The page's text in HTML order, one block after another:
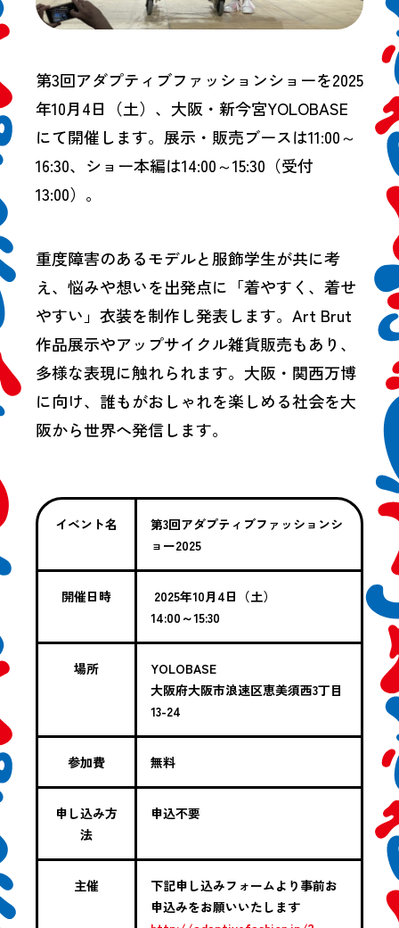
第3回アダプティブファッションショーを2025
年10月4日（土）、大阪・新今宮YOLOBASE
にて開催します。展示・販売ブースは11:00～
16:30、ショー本編は14:00～15:30（受付
13:00）。
重度障害のあるモデルと服飾学生が共に考
え、悩みや想いを出発点に「着やすく、着せ
やすい」衣装を制作し発表します。Art Brut
作品展示やアップサイクル雑貨販売もあり、
多様な表現に触れられます。大阪・関西万博
に向け、誰もがおしゃれを楽しめる社会を大
阪から世界へ発信します。
イベント名
第3回アダプティブファッションシ
ョー2025
開催日時
2025年10月4日（土）
14:00～15:30
場所
YOLOBASE
大阪府大阪市浪速区恵美須西3丁目
13-24
参加費 無料
申し込み方
法
申込不要
主催
下記申し込みフォームより事前お
申込みをお願いいたします